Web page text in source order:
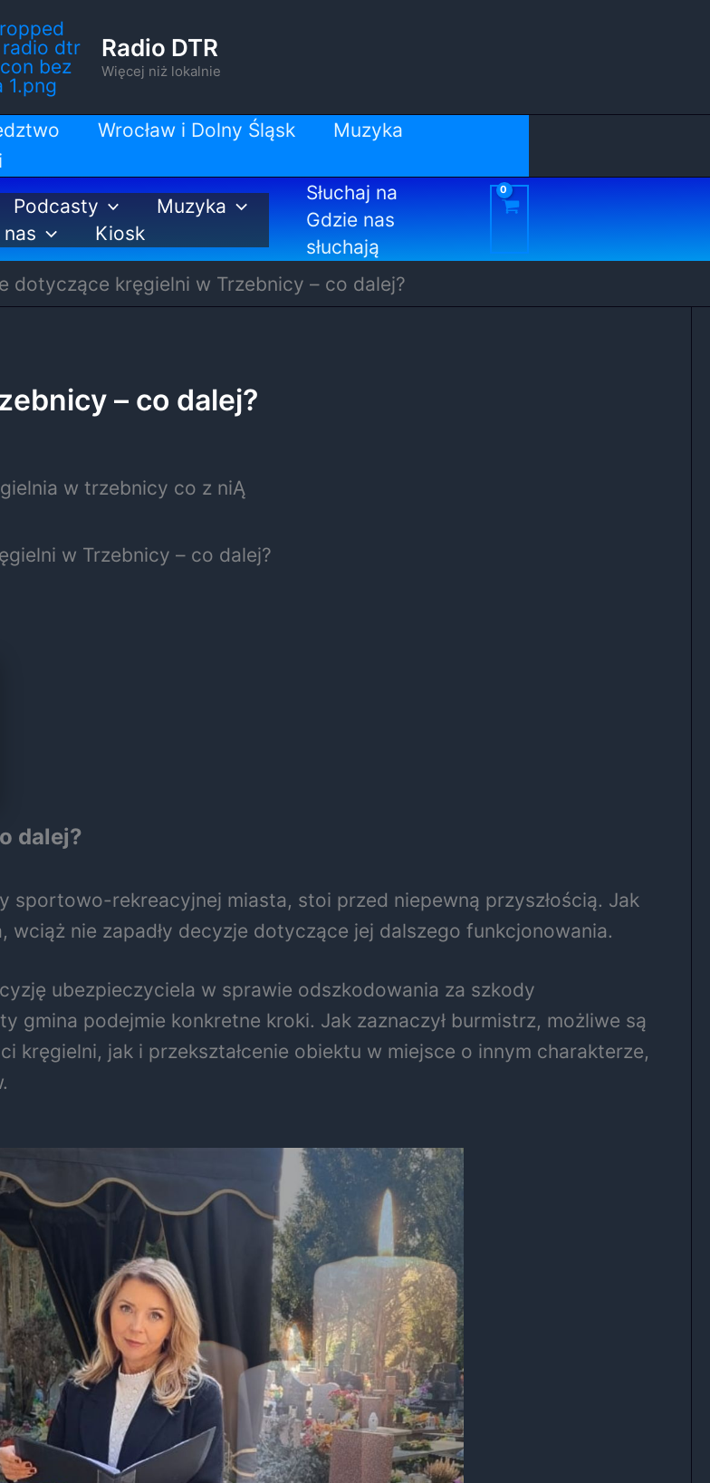
Radio DTR
Więcej niż lokalnie
Wrocław i Dolny Śląsk
Muzyka
Podcasty
Muzyka
nas Kiosk
Słuchaj na
Gdzie nas
słuchają
dotyczące kręgielni w Trzebnicy – co dalej?
– co dalej?
w Trzebnicy – co dalej?
dalej?
rekreacyjnej miasta, stoi przed niepewną przyszłością. Jak
wciąż nie zapadły decyzje dotyczące jej dalszego funkcjonowania.
ubezpieczyciela w sprawie odszkodowania za szkody
gmina podejmie konkretne kroki. Jak zaznaczył burmistrz, możliwe są
kręgielni, jak i przekształcenie obiektu w miejsce o innym charakterze,